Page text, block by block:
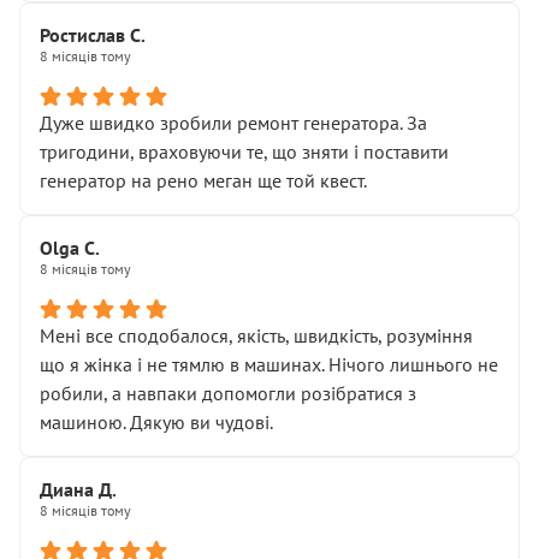
Хотілося б більше:
• належної уваги до авто
• прозорості в роботах і рахунках
• реальної діагностики, а не формального
“подивились і поїхав”
На жаль, складається враження, що сервіс працює не
Стосовно комунікації - все добре
звертатися до цього автосервісу.
Ростислав С.
8 місяців тому
Дуже швидко зробили ремонт генератора. За
тригодини, враховуючи те, що зняти і поставити
генератор на рено меган ще той квест.
Olga С.
8 місяців тому
Мені все сподобалося, якість, швидкість, розуміння
що я жінка і не тямлю в машинах. Нічого лишнього не
робили, а навпаки допомогли розібратися з
машиною. Дякую ви чудові.
Диана Д.
8 місяців тому